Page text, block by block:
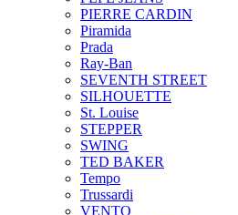
PIERRE CARDIN
Piramida
Prada
Ray-Ban
SEVENTH STREET
SILHOUETTE
St. Louise
STEPPER
SWING
TED BAKER
Tempo
Trussardi
VENTO